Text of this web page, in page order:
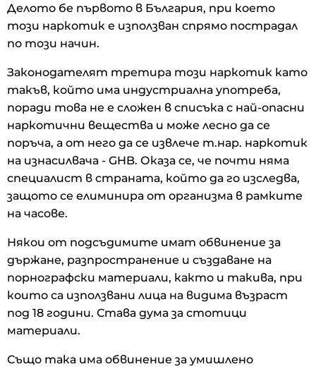
Делото бе първото в България, при което
този наркотик е използван спрямо пострадал
по този начин.
Законодателят третира този наркотик като
такъв, който има индустриална употреба,
поради това не е сложен в списъка с най-опасни
наркотични вещества и може лесно да се
поръча, а от него да се извлече т.нар. наркотик
на изнасилвача - GHB. Оказа се, че почти няма
специалист в страната, който да го изследва,
защото се елиминира от организма в рамките
на часове.
Някои от подсъдимите имат обвинение за
държане, разпространение и създаване на
порнографски материали, както и такива, при
които са използвани лица на видима възраст
под 18 години. Става дума за стотици
материали.
Също така има обвинение за умишлено